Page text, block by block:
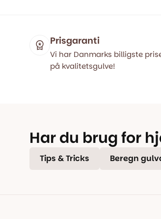
Prisgaranti
Vi har Danmarks billigste
på kvalitetsgulve!
Har du brug for
Tips & Tricks Beregn